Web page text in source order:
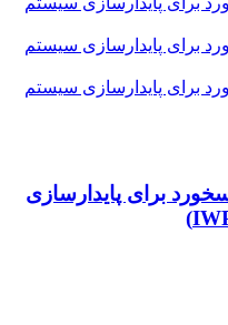
برای پایدارسازی